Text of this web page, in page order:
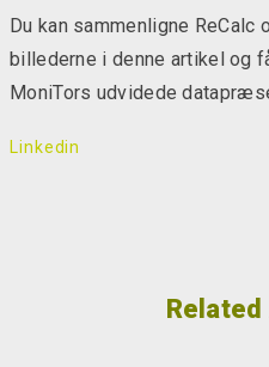
Du kan sammenligne ReCalc
billederne i denne artikel og
MoniTors udvidede
Linkedin